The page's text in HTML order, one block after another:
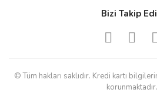
Bizi Takip
© Tüm hakları saklıdır. Kredi kartı
korunmaktadır.